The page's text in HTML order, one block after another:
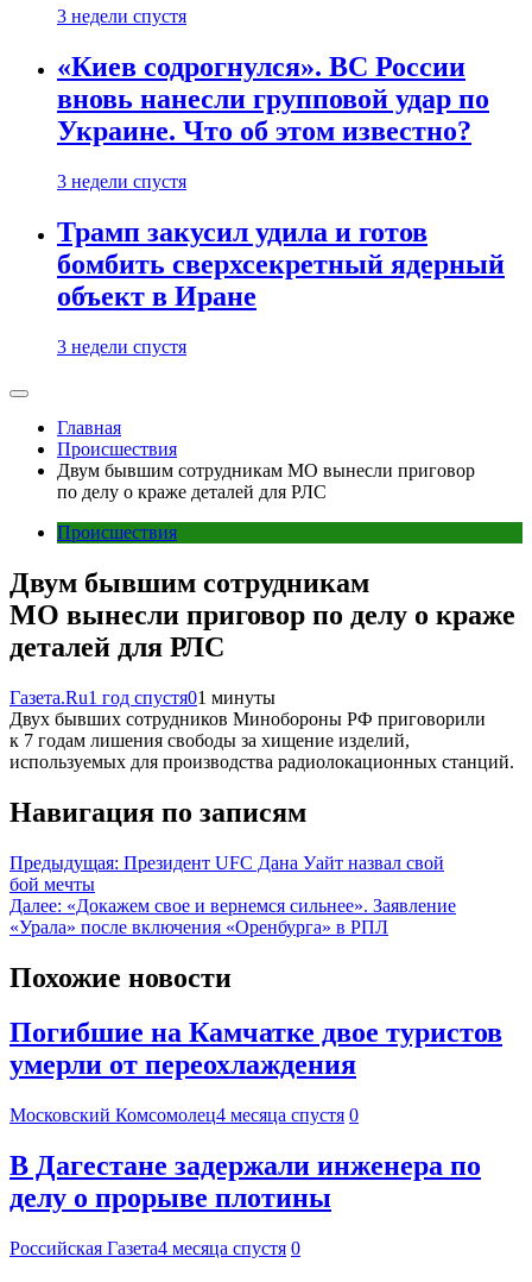
3 недели спустя
«Киев содрогнулся». ВС России
вновь нанесли групповой удар по
Украине. Что об этом известно?
3 недели спустя
Трамп закусил удила и готов
бомбить сверхсекретный ядерный
объект в Иране
3 недели спустя
Главная
Происшествия
Двум бывшим сотрудникам МО вынесли приговор
по делу о краже деталей для РЛС
Происшествия
Двум бывшим сотрудникам
МО вынесли приговор по делу о краже
деталей для РЛС
Газета.Ru1 год спустя01 минуты
Двух бывших сотрудников Минобороны РФ приговорили
к 7 годам лишения свободы за хищение изделий,
используемых для производства радиолокационных станций.
Навигация по записям
Предыдущая: Президент UFC Дана Уайт назвал свой
бой мечты
Далее: «Докажем свое и вернемся сильнее». Заявление
«Урала» после включения «Оренбурга» в РПЛ
Похожие новости
Погибшие на Камчатке двое туристов
умерли от переохлаждения
Московский Комсомолец4 месяца спустя 0
В Дагестане задержали инженера по
делу о прорыве плотины
Российская Газета4 месяца спустя 0